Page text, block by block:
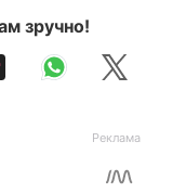
зручно!